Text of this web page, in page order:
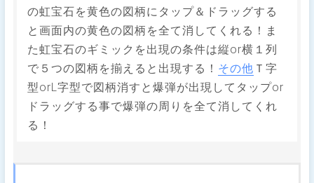
の虹宝石を黄色の図柄にタップ＆ドラッグする
と画面内の黄色の図柄を全て消してくれる！ま
た虹宝石のギミックを出現の条件は縦or横１列
で５つの図柄を揃えると出現する！ その他 Ｔ字
型orL字型で図柄消すと爆弾が出現してタップor
ドラッグする事で爆弾の周りを全て消してくれ
る！